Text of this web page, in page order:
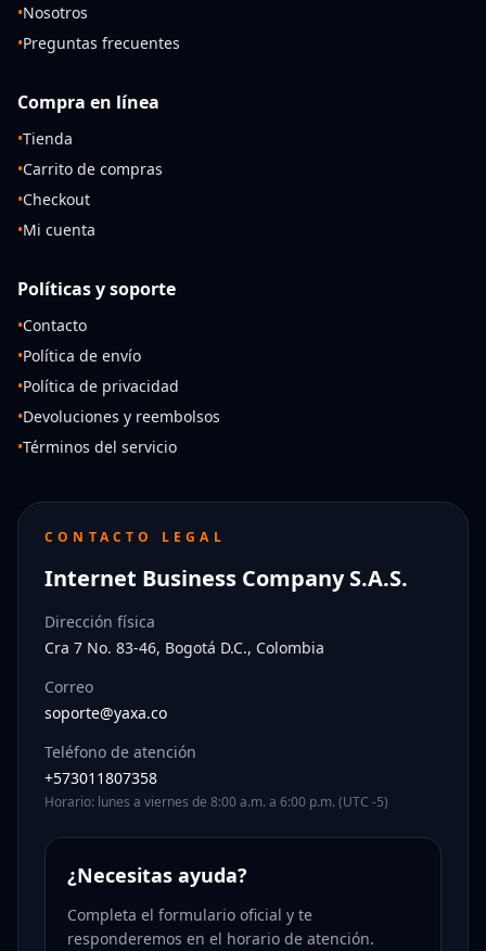
•Nosotros
•Preguntas frecuentes
Compra en línea
•Tienda
•Carrito de compras
•Checkout
•Mi cuenta
Políticas y soporte
•Contacto
•Política de envío
•Política de privacidad
•Devoluciones y reembolsos
•Términos del servicio
CONTACTO LEGAL
Internet Business Company S.A.S.
Dirección física
Cra 7 No. 83-46, Bogotá D.C., Colombia
Correo
soporte@yaxa.co
Teléfono de atención
+573011807358
Horario: lunes a viernes de 8:00 a.m. a 6:00 p.m. (UTC -5)
¿Necesitas ayuda?
Completa el formulario oficial y te
responderemos en el horario de atención.